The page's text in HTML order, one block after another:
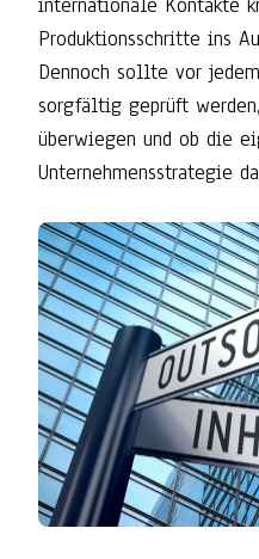
Produktionsschritte ins
Dennoch sollte vor
sorgfältig geprüft
überwiegen und ob die
Unternehmensstrategie